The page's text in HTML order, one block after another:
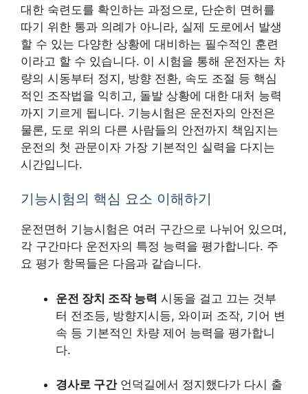
대한 숙련도를 확인하는 과정으로, 단순히 면허를
따기 위한 통과 의례가 아니라, 실제 도로에서 발생
할 수 있는 다양한 상황에 대비하는 필수적인 훈련
이라고 할 수 있습니다. 이 시험을 통해 운전자는 차
량의 시동부터 정지, 방향 전환, 속도 조절 등 핵심
적인 조작법을 익히고, 돌발 상황에 대한 대처 능력
까지 기르게 됩니다. 기능시험은 운전자의 안전은
물론, 도로 위의 다른 사람들의 안전까지 책임지는
운전의 첫 관문이자 가장 기본적인 실력을 다지는
시간입니다.
기능시험의 핵심 요소 이해하기
운전면허 기능시험은 여러 구간으로 나뉘어 있으며,
각 구간마다 운전자의 특정 능력을 평가합니다. 주
요 평가 항목들은 다음과 같습니다.
운전 장치 조작 능력 시동을 걸고 끄는 것부
터 전조등, 방향지시등, 와이퍼 조작, 기어 변
속 등 기본적인 차량 제어 능력을 평가합니
다.
경사로 구간언덕길에서 정지했다가 다시 출